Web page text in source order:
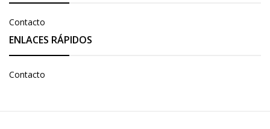
Contacto
ENLACES RÁPIDOS
Contacto